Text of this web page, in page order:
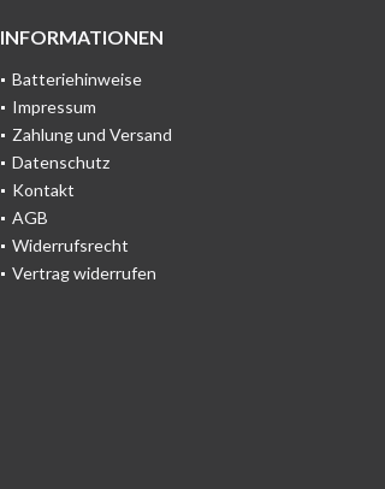
INFORMATIONEN
Batteriehinweise
Impressum
Zahlung und Versand
Datenschutz
Kontakt
AGB
Widerrufsrecht
Vertrag widerrufen